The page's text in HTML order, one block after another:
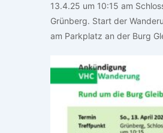
13.4.25 um 10:15 am
Grünberg. Start der
am Parkplatz an der Burg